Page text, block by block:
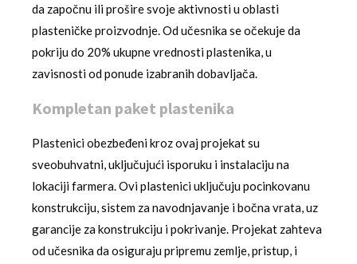
da započnu ili prošire svoje aktivnosti u oblasti
plasteničke proizvodnje. Od učesnika se očekuje da
pokriju do 20% ukupne vrednosti plastenika, u
zavisnosti od ponude izabranih dobavljača.
Kompletan paket plastenika
Plastenici obezbeđeni kroz ovaj projekat su
sveobuhvatni, uključujući isporuku i instalaciju na
lokaciji farmera. Ovi plastenici uključuju pocinkovanu
konstrukciju, sistem za navodnjavanje i bočna vrata, uz
garancije za konstrukciju i pokrivanje. Projekat zahteva
od učesnika da osiguraju pripremu zemlje, pristup, i